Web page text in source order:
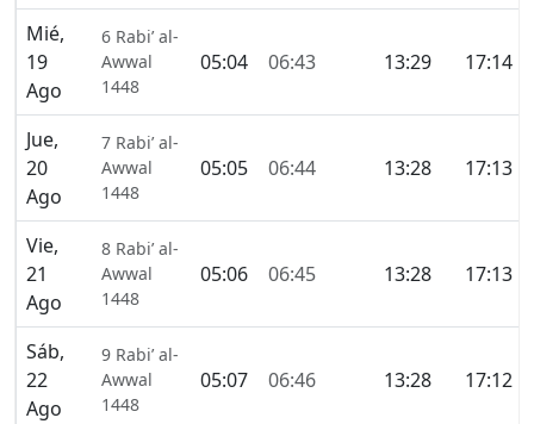
Mié,
19
Ago
6 Rabi’ al-
Awwal
1448
05:04 06:43 13:29 17:14
Jue,
20
Ago
7 Rabi’ al-
Awwal
1448
05:05 06:44 13:28 17:13
Vie,
21
Ago
8 Rabi’ al-
Awwal
1448
05:06 06:45 13:28 17:13
Sáb,
22
Ago
9 Rabi’ al-
Awwal
1448
05:07 06:46 13:28 17:12